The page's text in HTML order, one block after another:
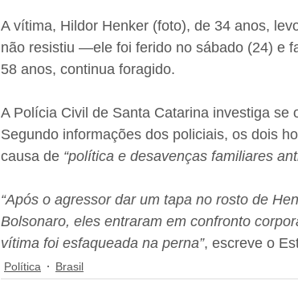
A vítima, Hildor Henker (foto), de 34 anos,
não resistiu —ele foi ferido no sábado (24) e
58 anos, continua foragido.
A Polícia Civil de Santa Catarina investiga se
Segundo informações dos policiais, os dois
causa de “política e desavenças familiares
“Após o agressor dar um tapa no rosto de
Bolsonaro, eles entraram em confronto
vítima foi esfaqueada na perna”, escreve o
Política Brasil